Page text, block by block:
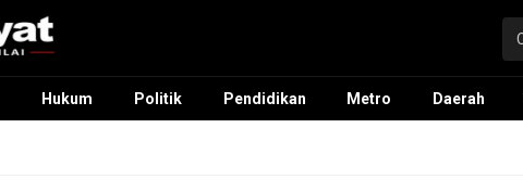
Hukum Politik Pendidikan Metro Daerah